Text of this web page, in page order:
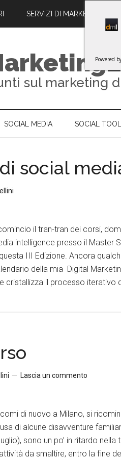
SERVIZI DI MARKETING
sul marketing
SOCIAL MEDIA SOCIAL
social
il tran-tran dei corsi,
intelligence presso il Master
III Edizione. Ancora
della mia Digital
cristallizza il processo iterativo
Lascia un commento
di nuovo a Milano, si
di alcune disavventure
sono un po’ in ritardo
da smaltire, entro la fine
Powered